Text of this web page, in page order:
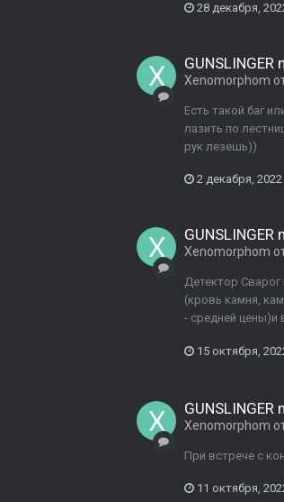
28 декабря,
GUNSLINGER
Xenomorphom
Есть такой баг
лазить по
рук лезешь))
2 декабря, 2022
GUNSLINGER
Xenomorphom
Детектор Сварог
(кровь камня,
- средней цены)и
15 октября,
GUNSLINGER
Xenomorphom
При встрече с
11 октября,